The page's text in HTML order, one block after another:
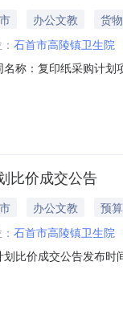
办公文教
货物
石首市高陵镇卫生院
称：复印纸采购计
同合同编号：
比价成交公告
办公文教
预
石首市高陵镇卫生院
比价成交公告发布
商名称：石首市香